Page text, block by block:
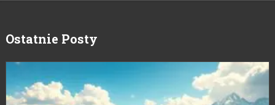
Ostatnie Posty